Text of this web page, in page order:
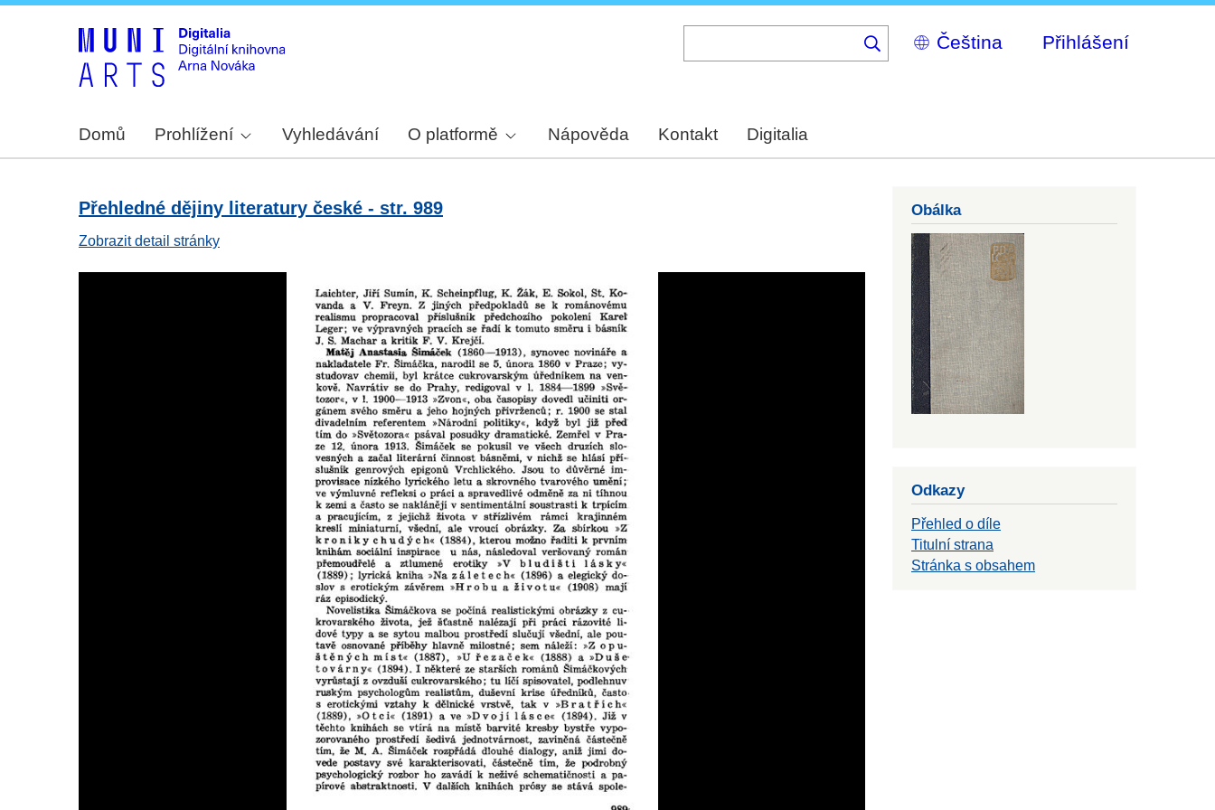
Select
your
Přihlášení
Domů Prohlížení Vyhledávání O platformě Nápověda Kontakt Digitalia
Přehledné dějiny literatury české - str. 989
Zobrazit detail stránky
Obálka
Odkazy
Přehled o díle
Titulní strana
Stránka s obsahem